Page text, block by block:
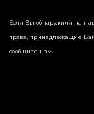
Если Вы обнаружили на
права, принадлежащие
сообщите нам.